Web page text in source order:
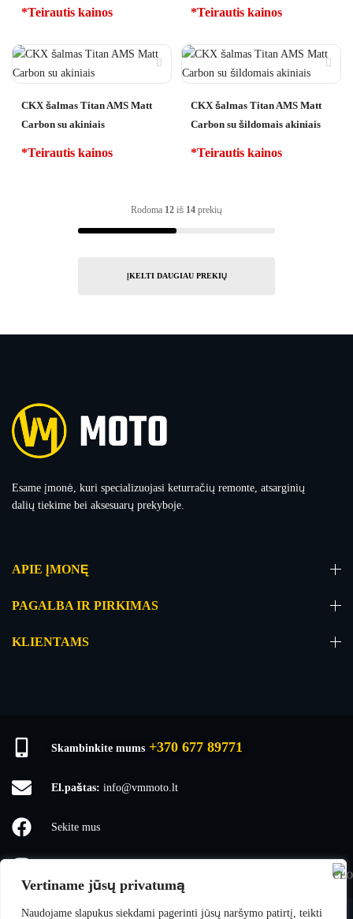
Vertiname jūsų privatumą
Naudojame slapukus siekdami pagerinti jūsų naršymo patirtį, teikti
*Teirautis kainos *Teirautis kainos
CKX šalmas Titan AMS Matt
Carbon su akiniais
*Teirautis kainos
CKX šalmas Titan AMS Matt
Carbon su šildomais akiniais
*Teirautis kainos
Rodoma 12 iš 14 prekių
ĮKELTI DAUGIAU PREKIŲ
Esame įmonė, kuri specializuojasi keturračių remonte, atsarginių
dalių tiekime bei aksesuarų prekyboje.
APIE ĮMONĘ
PAGALBA IR PIRKIMAS
KLIENTAMS
Skambinkite mums +370 677 89771
El.paštas: info@vmmoto.lt
Sekite mus